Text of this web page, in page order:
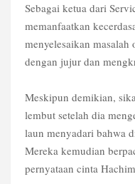
Sebagai ketua dari
memanfaatkan
menyelesaikan
dengan jujur dan
Meskipun demikian,
lembut setelah dia
laun menyadari bahwa
Mereka kemudian
pernyataan cinta